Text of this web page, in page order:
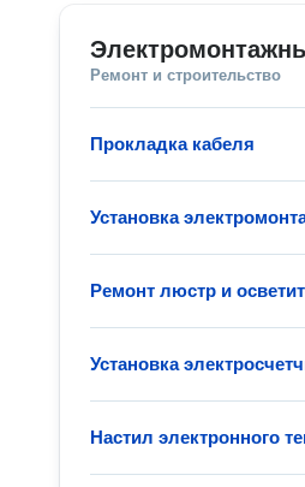
Ремонт и строительство
Прокладка кабеля
Установка
Ремонт люстр и
Установка
Настил электронного